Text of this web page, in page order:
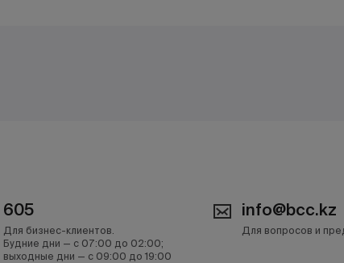
605
Для бизнес-клиентов.
Будние дни — с 07:00 до 02:00;
выходные дни — с 09:00 до 19:00
info@bcc.kz
Для вопросов и